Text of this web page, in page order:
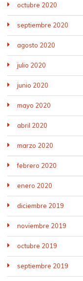
octubre 2020
septiembre 2020
agosto 2020
julio 2020
junio 2020
mayo 2020
abril 2020
marzo 2020
febrero 2020
enero 2020
diciembre 2019
noviembre 2019
octubre 2019
septiembre 2019